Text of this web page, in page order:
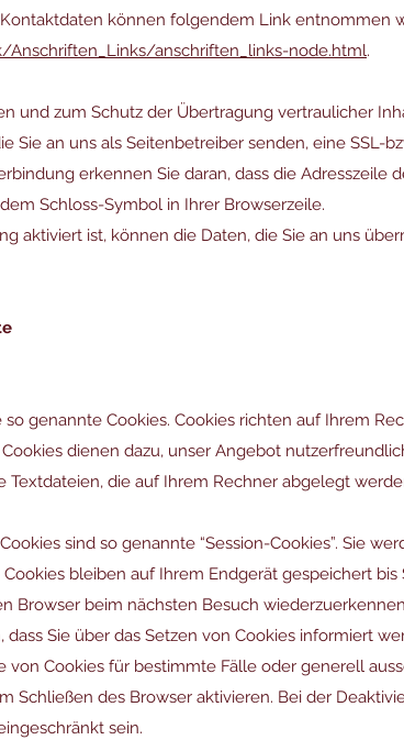
können folgendem Link entnommen
anschriften_links-node.html.
und zum Schutz der Übertragung vertraulicher
Sie an uns als Seitenbetreiber senden, eine SSL-
erkennen Sie daran, dass die Adresszeile
Schloss-Symbol in Ihrer Browserzeile.
aktiviert ist, können die Daten, die Sie an uns
genannte Cookies. Cookies richten auf Ihrem
dienen dazu, unser Angebot
Textdateien, die auf Ihrem Rechner abgelegt
sind so genannte “Session-Cookies”. Sie
bleiben auf Ihrem Endgerät gespeichert bis
Browser beim nächsten Besuch
Sie über das Setzen von Cookies informiert
von Cookies für bestimmte Fälle oder generell
Schließen des Browser aktivieren. Bei der
sein.